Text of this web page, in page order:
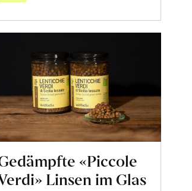
«Piccole
Linsen im Glas